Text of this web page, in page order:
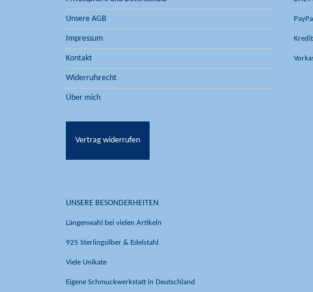
Unsere AGB
Impressum
Kontakt
Widerrufsrecht
Über mich
Vertrag widerrufen
PayPal
UNSERE BESONDERHEITEN
Längenwahl bei vielen Artikeln
925 Sterlingsilber & Edelstahl
Viele Unikate
Eigene Schmuckwerkstatt in Deutschland